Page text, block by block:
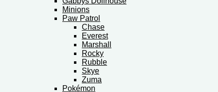
Minions
Paw Patrol
Chase
Everest
Marshall
Rocky
Rubble
Skye
Zuma
Pokémon